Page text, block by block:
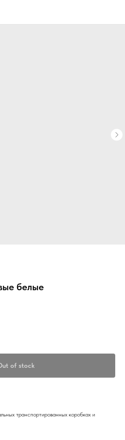
белые
of stock
транспортированных коробках и